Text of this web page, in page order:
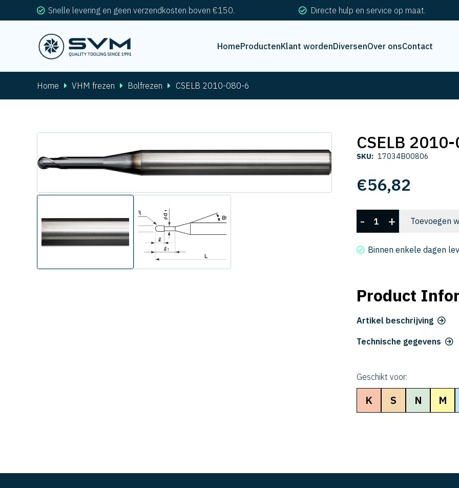
Snelle levering en geen verzendkosten boven €150. Directe hulp en service op maat.
HomeProductenKlant wordenDiversenOver onsContact
Home VHM frezen Bolfrezen CSELB 2010-080-6
CSELB
SKU: 17034B00806
€56,82
CSELB
2010-
080-
- + Toevoegen
Binnen enkele dagen
Product
Artikel beschrijving
Technische gegevens
Geschikt voor:
K S N M